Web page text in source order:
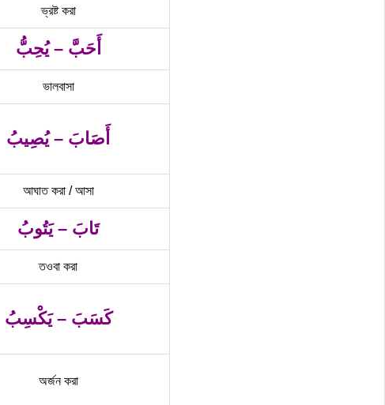
ভ্রষ্ট করা
أَحَبَّ – يُحِبُّ
ভালবাসা
أَصَابَ – يُصِيبُ
আঘাত করা / আসা
تَابَ – يَتُوبُ
তওবা করা
كَسَبَ – يَكْسِبُ
অর্জন করা